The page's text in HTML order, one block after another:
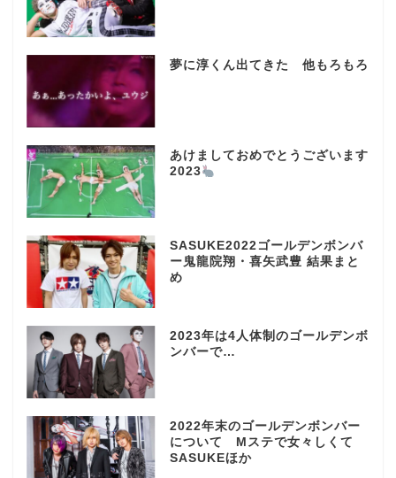
夢に淳くん出てきた 他もろもろ
あけましておめでとうございます
2023
SASUKE2022ゴールデンボンバ
ー鬼龍院翔・喜矢武豊 結果まと
め
2023年は4人体制のゴールデンボ
ンバーで…
2022年末のゴールデンボンバー
について Mステで女々しくて
SASUKEほか